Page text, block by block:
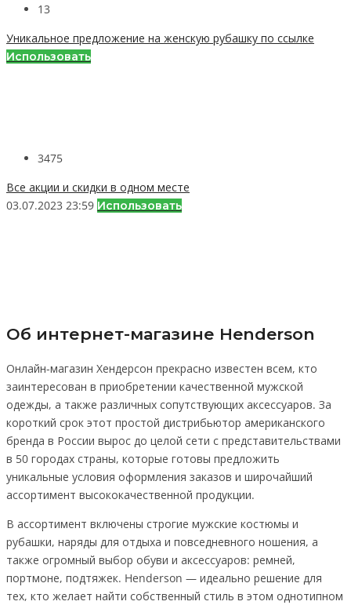
13
Уникальное предложение на женскую рубашку по ссылке
Использовать
3475
Все акции и скидки в одном месте
03.07.2023 23:59 Использовать
Об интернет-магазине Henderson
Онлайн-магазин Хендерсон прекрасно известен всем, кто
заинтересован в приобретении качественной мужской
одежды, а также различных сопутствующих аксессуаров. За
короткий срок этот простой дистрибьютор американского
бренда в России вырос до целой сети с представительствами
в 50 городах страны, которые готовы предложить
уникальные условия оформления заказов и широчайший
ассортимент высококачественной продукции.
В ассортимент включены строгие мужские костюмы и
рубашки, наряды для отдыха и повседневного ношения, а
также огромный выбор обуви и аксессуаров: ремней,
портмоне, подтяжек. Henderson — идеально решение для
тех, кто желает найти собственный стиль в этом однотипном